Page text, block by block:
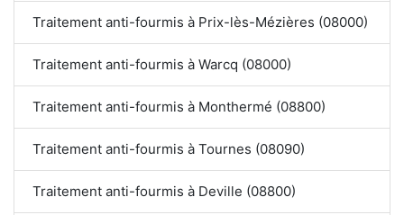
Traitement anti-fourmis à Prix-lès-Mézières (08000)
Traitement anti-fourmis à Warcq (08000)
Traitement anti-fourmis à Monthermé (08800)
Traitement anti-fourmis à Tournes (08090)
Traitement anti-fourmis à Deville (08800)